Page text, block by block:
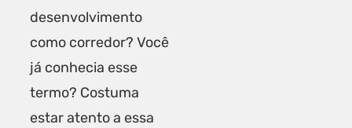
desenvolvimento
como corredor? Você
já conhecia esse
termo? Costuma
estar atento a essa